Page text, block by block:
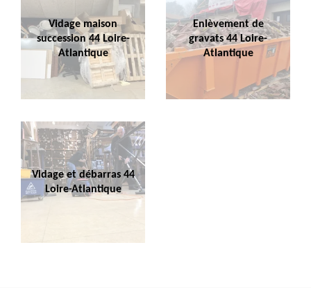
Vidage maison
succession 44 Loire-
Atlantique
Enlèvement de
gravats 44 Loire-
Atlantique
Vidage et débarras 44
Loire-Atlantique